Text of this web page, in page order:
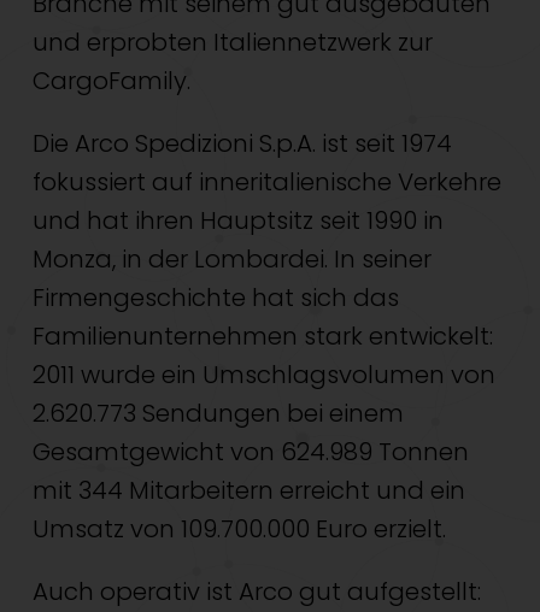
und erprobten Italiennetzwerk zur
CargoFamily.
Die Arco Spedizioni S.p.A. ist seit 1974
fokussiert auf inneritalienische Verkehre
und hat ihren Hauptsitz seit 1990 in
Monza, in der Lombardei. In seiner
Firmengeschichte hat sich das
Familienunternehmen stark entwickelt:
2011 wurde ein Umschlagsvolumen von
2.620.773 Sendungen bei einem
Gesamtgewicht von 624.989 Tonnen
mit 344 Mitarbeitern erreicht und ein
Umsatz von 109.700.000 Euro erzielt.
Auch operativ ist Arco gut aufgestellt: